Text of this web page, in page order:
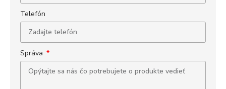
Telefón
Správa